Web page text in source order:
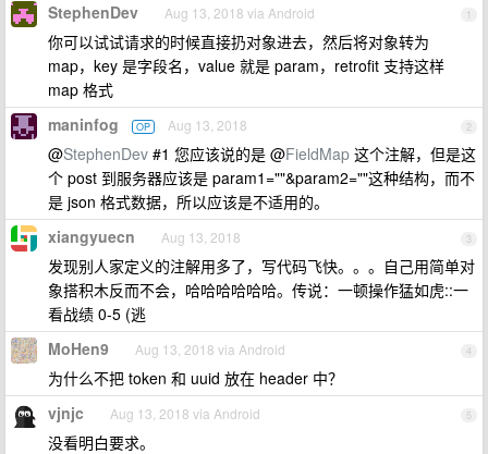
1
StephenDev Aug 13, 2018 via Android
你可以试试请求的时候直接扔对象进去，然后将对象转为
map，key 是字段名，value 就是 param，retrofit 支持这样
map 格式
2
maninfog OP Aug 13, 2018
@StephenDev #1 您应该说的是 @FieldMap 这个注解，但是这
个 post 到服务器应该是 param1=""&param2=""这种结构，而不
是 json 格式数据，所以应该是不适用的。
3
xiangyuecn Aug 13, 2018
发现别人家定义的注解用多了，写代码飞快。。。自己用简单对
象搭积木反而不会，哈哈哈哈哈哈。传说：一顿操作猛如虎::一
看战绩 0-5 (逃
4
MoHen9 Aug 13, 2018 via Android
为什么不把 token 和 uuid 放在 header 中？
5
vjnjc Aug 13, 2018 via Android
没看明白要求。